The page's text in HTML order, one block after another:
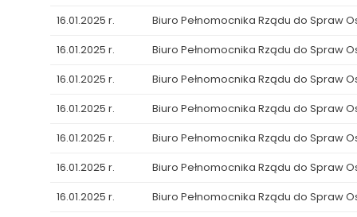
16.01.2025 r.
Biuro Pełnomocnika Rządu do Spraw
16.01.2025 r.
Biuro Pełnomocnika Rządu do Spraw
16.01.2025 r.
Biuro Pełnomocnika Rządu do Spraw
16.01.2025 r.
Biuro Pełnomocnika Rządu do Spraw
16.01.2025 r.
Biuro Pełnomocnika Rządu do Spraw
16.01.2025 r.
Biuro Pełnomocnika Rządu do Spraw
16.01.2025 r.
Biuro Pełnomocnika Rządu do Spraw